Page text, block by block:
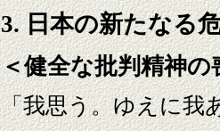
3. 日本の新たなる
＜健全な批判精神の
「我思う。ゆえに我